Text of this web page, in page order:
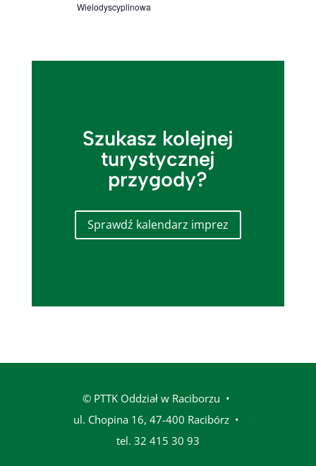
Wielodyscyplinowa
Szukasz kolejnej
turystycznej
przygody?
Sprawdź kalendarz imprez
© PTTK Oddział w Raciborzu •
ul. Chopina 16, 47-400 Racibórz •
tel. 32 415 30 93